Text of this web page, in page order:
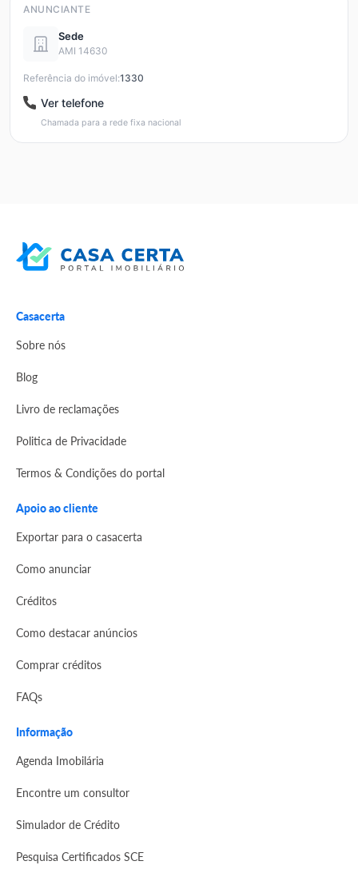
ANUNCIANTE
Sede
AMI 14630
Referência do imóvel:1330
Ver telefone
Chamada para a rede fixa nacional
Casacerta
Sobre nós
Blog
Livro de reclamações
Politica de Privacidade
Termos & Condições do portal
Apoio ao cliente
Exportar para o casacerta
Como anunciar
Créditos
Como destacar anúncios
Comprar créditos
FAQs
Informação
Agenda Imobilária
Encontre um consultor
Simulador de Crédito
Pesquisa Certificados SCE